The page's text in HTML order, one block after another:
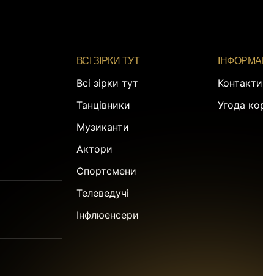
ВСІ ЗІРКИ ТУТ
Всі зірки тут
Танцівники
Музиканти
Актори
Спортсмени
Телеведучі
Інфлюенсери
Контакти
Угода